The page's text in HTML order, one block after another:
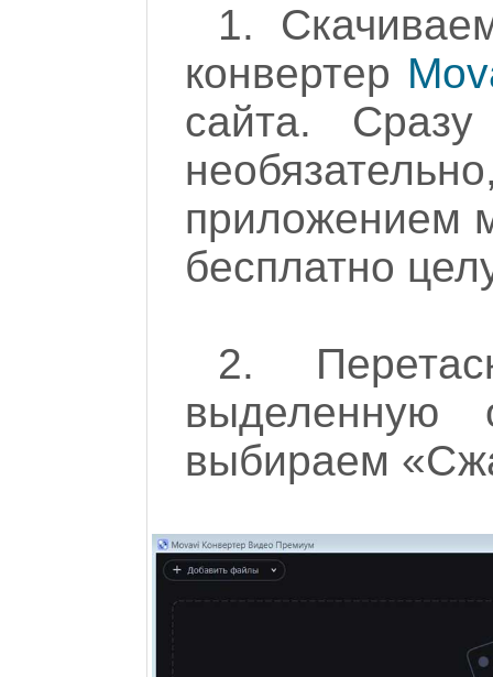
1.
конвертер
сайта. Сразу
приложением
бесплатно
2.
выделенную
выбираем